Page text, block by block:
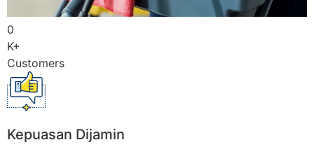
0
K+
Customers
Kepuasan Dijamin